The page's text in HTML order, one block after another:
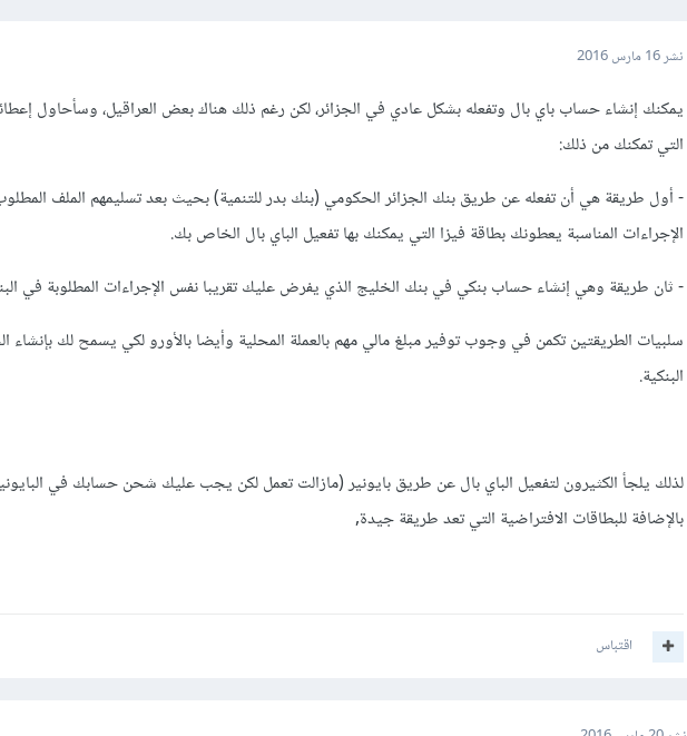
نشر16 مارس 2016
يمكنك إنشاء حساب باي بال وتفعله بشكل عادي في الجزائر، لكن رغم ذلك هناك بعض العراقيل، وسأحاول
التي تمكنك من ذلك:
- أول طريقة هي أن تفعله عن طريق بنك الجزائر الحكومي (بنك بدر للتنمية) بحيث بعد تسليمهم الملف
الإجراءات المناسبة يعطونك بطاقة فيزا التي يمكنك بها تفعيل الباي بال الخاص بك.
- ثان طريقة وهي إنشاء حساب بنكي في بنك الخليج الذي يفرض عليك تقريبا نفس الإجراءات المطلوبة في
سلبيات الطريقتين تكمن في وجوب توفير مبلغ مالي مهم بالعملة المحلية وأيضا بالأورو لكي يسمح لك بإنشاء
البنكية.
لذلك يلجأ الكثيرون لتفعيل الباي بال عن طريق بايونير (مازالت تعمل لكن يجب عليك شحن حسابك في
بالإضافة للبطاقات الافتراضية التي تعد طريقة جيدة,
اقتباس